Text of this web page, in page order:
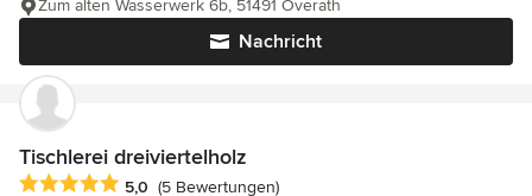
Nachricht
Zum alten Wasserwerk 6b, 51491 Overath
Tischlerei dreiviertelholz
Durchschnittliche Bewertung: 5 von 5 Sternen
5,0 (5 Bewertungen)